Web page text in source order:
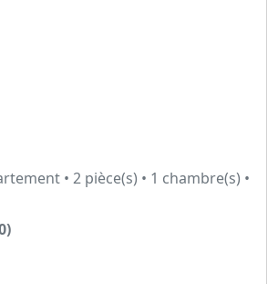
• 2 pièce(s) • 1 chambre(s) •